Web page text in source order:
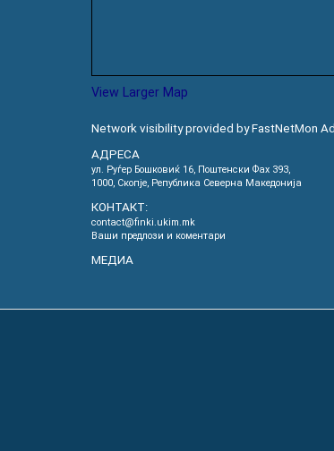
View Larger Map
Network visibility provided by FastNetMon
АДРЕСА
ул. Руѓер Бошковиќ 16, Пoштенски Фах 393,
1000, Скопје, Република Северна Македонија
КОНТАКТ:
contact@finki.ukim.mk
Ваши предлози и коментари
МЕДИА